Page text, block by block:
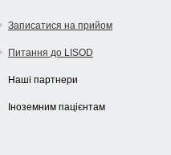
Записатися на прийом
Питання до LISOD
Наші партнери
Іноземним пацієнтам